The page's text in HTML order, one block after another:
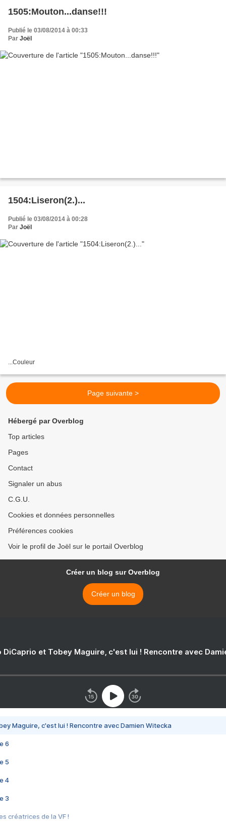
1505:Mouton...danse!!!
Publié le 03/08/2014 à 00:33
Par Joël
1504:Liseron(2.)...
Publié le 03/08/2014 à 00:28
Par Joël
...Couleur
Page suivante >
Hébergé par Overblog
Top articles
Pages
Contact
Signaler un abus
C.G.U.
Cookies et données personnelles
Préférences cookies
Voir le profil de Joël sur le portail Overblog
Créer un blog sur Overblog
Créer un blog
DiCaprio et Tobey Maguire, c'est lui ! Rencontre avec
Maguire, c'est lui ! Rencontre avec Damien Witecka
6
5
4
3
créatrices de la VF !